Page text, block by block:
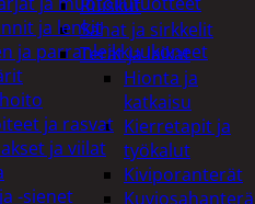
Ruiskut
Sahat ja sirkkelit
Terät ja laikat
Hionta ja
katkaisu
Kierretapit ja
työkalut
Kiviporanterät
Kuviosahanterä
ja lenkit
ja parranleikkuukoneet
ja rasvat
ja viilat
-sienet